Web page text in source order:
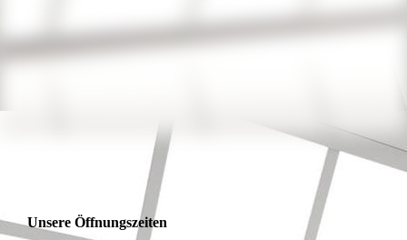
Unsere Öffnungszeiten